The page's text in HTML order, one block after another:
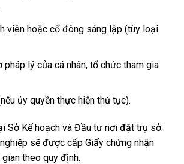
viên hoặc cổ đông sáng lập (tùy loại
pháp lý của cá nhân, tổ chức tham gia
ủy quyền thực hiện thủ tục).
Sở Kế hoạch và Đầu tư nơi đặt trụ sở.
sẽ được cấp Giấy chứng nhận
theo quy định.